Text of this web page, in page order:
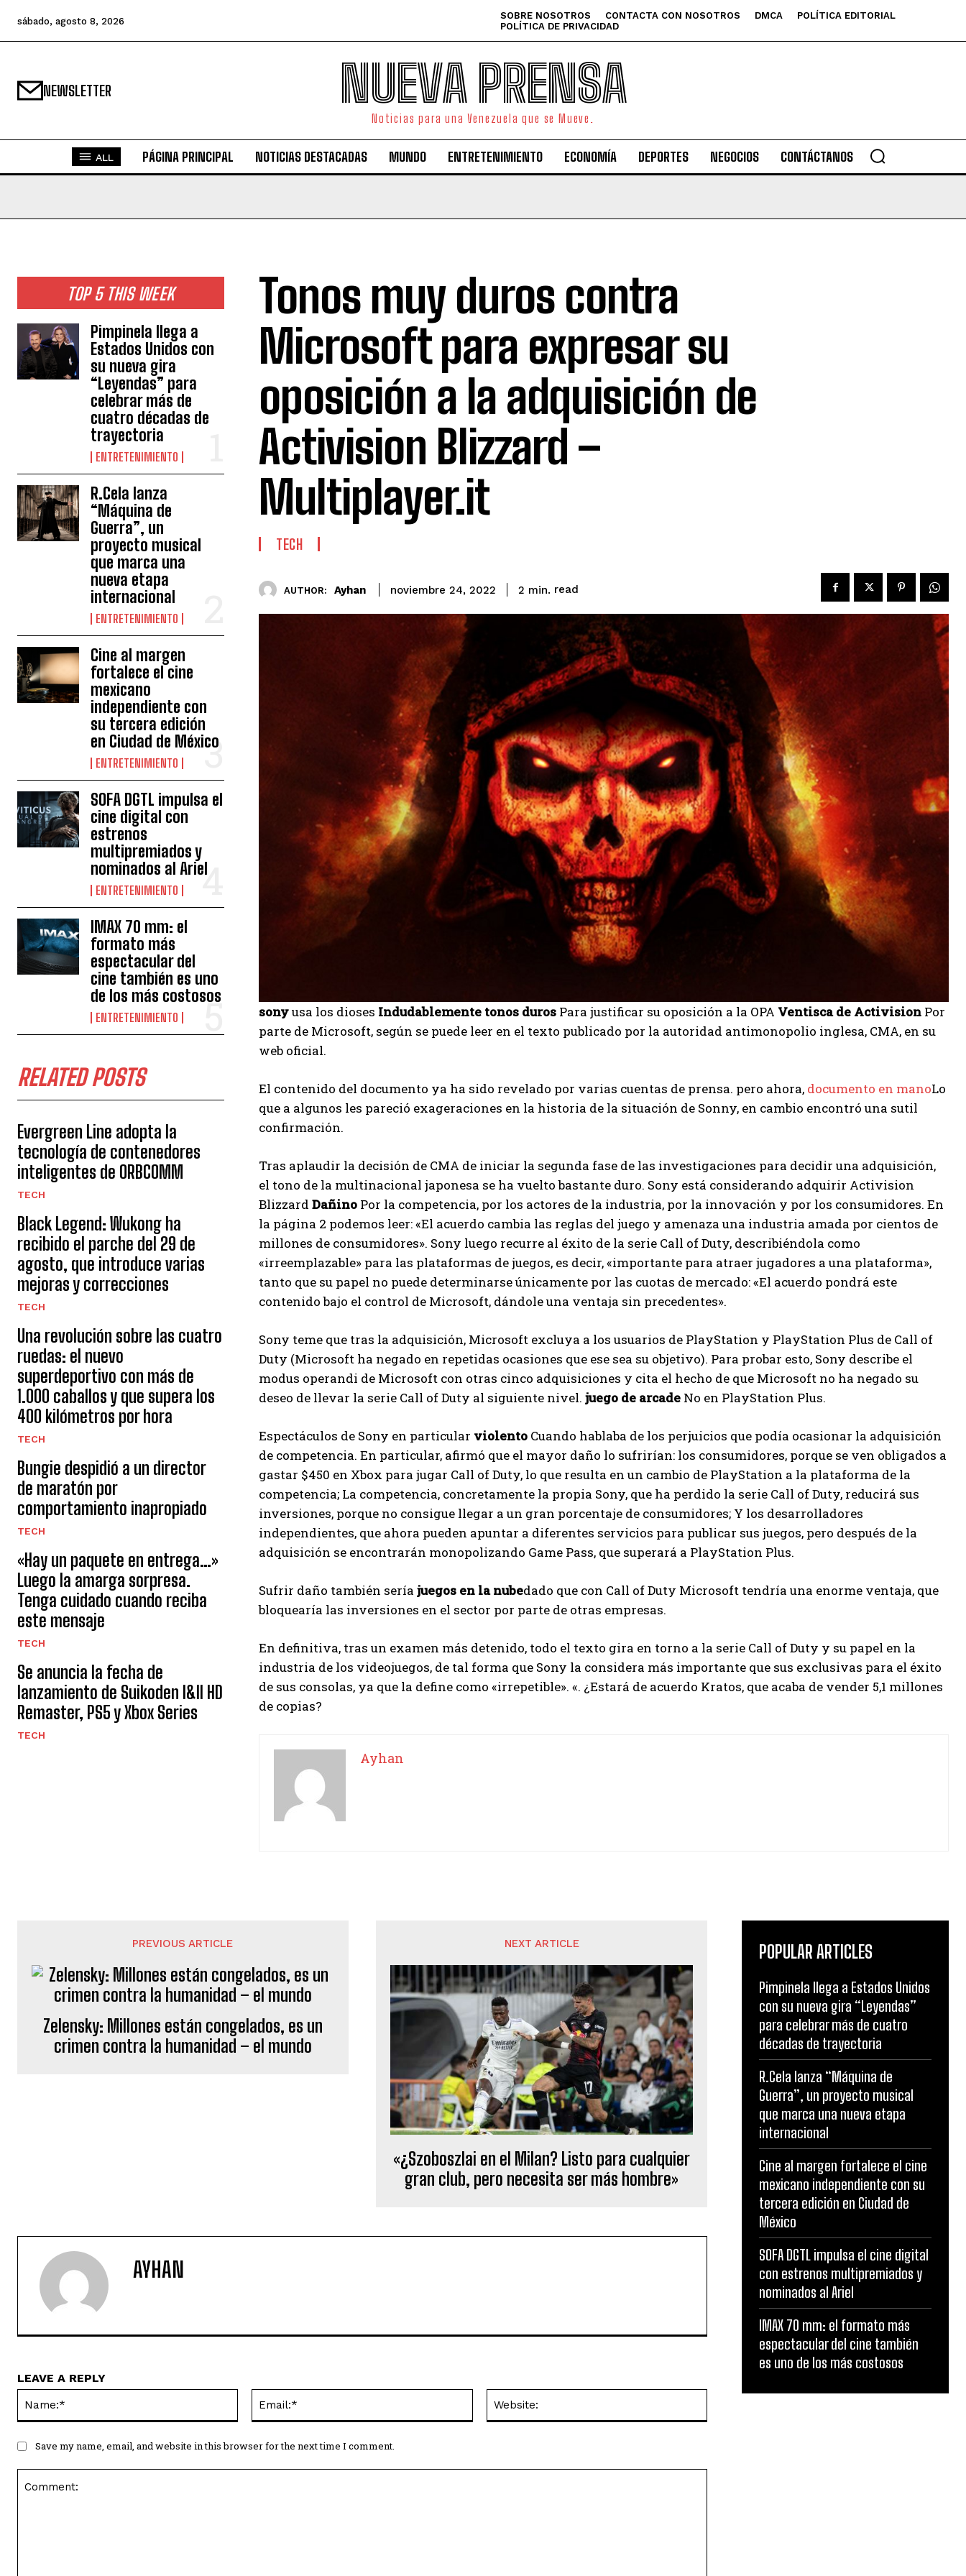
I WANT IN
I've read and accept the Privacy Policy
Ayhan
sábado, agosto 8, 2026 SOBRE NOSOTROS CONTACTA CON NOSOTROS DMCA
POLÍTICA EDITORIAL
POLÍTICA DE PRIVACIDAD
NEWSLETTER NUEVA PRENSA
Noticias para una Venezuela que se Mueve.
ALL PÁGINA PRINCIPAL NOTICIAS DESTACADAS MUNDO ENTRETENIMIENTO ECONOMÍA DEPORTES NEGOCIOS CONTÁCTANOS
TOP 5 THIS WEEK
Pimpinela llega a
Estados Unidos con
su nueva gira
“Leyendas” para
celebrar más de
cuatro décadas de
trayectoria
ENTRETENIMIENTO
R.Cela lanza
“Máquina de
Guerra”, un
proyecto musical
que marca una
nueva etapa
internacional
ENTRETENIMIENTO
Cine al margen
fortalece el cine
mexicano
independiente con
su tercera edición
en Ciudad de México
ENTRETENIMIENTO
SOFA DGTL impulsa el
cine digital con
estrenos
multipremiados y
nominados al Ariel
ENTRETENIMIENTO
IMAX 70 mm: el
formato más
espectacular del
cine también es uno
de los más costosos
ENTRETENIMIENTO
RELATED POSTS
Evergreen Line adopta la
tecnología de contenedores
inteligentes de ORBCOMM
TECH
Black Legend: Wukong ha
recibido el parche del 29 de
agosto, que introduce varias
mejoras y correcciones
TECH
Una revolución sobre las cuatro
ruedas: el nuevo
superdeportivo con más de
1.000 caballos y que supera los
400 kilómetros por hora
TECH
Bungie despidió a un director
de maratón por
comportamiento inapropiado
TECH
«Hay un paquete en entrega…»
Luego la amarga sorpresa.
Tenga cuidado cuando reciba
este mensaje
TECH
Se anuncia la fecha de
lanzamiento de Suikoden I&II HD
Remaster, PS5 y Xbox Series
TECH
Tonos muy duros contra
Microsoft para expresar su
oposición a la adquisición de
Activision Blizzard –
Multiplayer.it
TECH
AUTHOR: Ayhan noviembre 24, 2022 2 min. read
sonyusa los dioses Indudablemente tonos duros Para justificar su oposición a la OPA Ventisca de Activision Por
parte de Microsoft, según se puede leer en el texto publicado por la autoridad antimonopolio inglesa, CMA, en su
web oficial.
El contenido del documento ya ha sido revelado por varias cuentas de prensa. pero ahora, documento en manoLo
que a algunos les pareció exageraciones en la historia de la situación de Sonny, en cambio encontró una sutil
confirmación.
Tras aplaudir la decisión de CMA de iniciar la segunda fase de las investigaciones para decidir una adquisición,
el tono de la multinacional japonesa se ha vuelto bastante duro. Sony está considerando adquirir Activision
Blizzard Dañino Por la competencia, por los actores de la industria, por la innovación y por los consumidores. En
la página 2 podemos leer: «El acuerdo cambia las reglas del juego y amenaza una industria amada por cientos de
millones de consumidores». Sony luego recurre al éxito de la serie Call of Duty, describiéndola como
«irreemplazable» para las plataformas de juegos, es decir, «importante para atraer jugadores a una plataforma»,
tanto que su papel no puede determinarse únicamente por las cuotas de mercado: «El acuerdo pondrá este
contenido bajo el control de Microsoft, dándole una ventaja sin precedentes».
Sony teme que tras la adquisición, Microsoft excluya a los usuarios de PlayStation y PlayStation Plus de Call of
Duty (Microsoft ha negado en repetidas ocasiones que ese sea su objetivo). Para probar esto, Sony describe el
modus operandi de Microsoft con otras cinco adquisiciones y cita el hecho de que Microsoft no ha negado su
deseo de llevar la serie Call of Duty al siguiente nivel. juego de arcade No en PlayStation Plus.
Espectáculos de Sony en particular violento Cuando hablaba de los perjuicios que podía ocasionar la adquisición
de competencia. En particular, afirmó que el mayor daño lo sufrirían: los consumidores, porque se ven obligados a
gastar $450 en Xbox para jugar Call of Duty, lo que resulta en un cambio de PlayStation a la plataforma de la
competencia; La competencia, concretamente la propia Sony, que ha perdido la serie Call of Duty, reducirá sus
inversiones, porque no consigue llegar a un gran porcentaje de consumidores; Y los desarrolladores
independientes, que ahora pueden apuntar a diferentes servicios para publicar sus juegos, pero después de la
adquisición se encontrarán monopolizando Game Pass, que superará a PlayStation Plus.
Sufrir daño también sería juegos en la nubedado que con Call of Duty Microsoft tendría una enorme ventaja, que
bloquearía las inversiones en el sector por parte de otras empresas.
En definitiva, tras un examen más detenido, todo el texto gira en torno a la serie Call of Duty y su papel en la
industria de los videojuegos, de tal forma que Sony la considera más importante que sus exclusivas para el éxito
de sus consolas, ya que la define como «irrepetible». «. ¿Estará de acuerdo Kratos, que acaba de vender 5,1 millones
de copias?
Ayhan
PREVIOUS ARTICLE
Zelensky: Millones están congelados, es un
crimen contra la humanidad – el mundo
NEXT ARTICLE
«¿Szoboszlai en el Milan? Listo para cualquier
gran club, pero necesita ser más hombre»
AYHAN
LEAVE A REPLY
Website:
Save my name, email, and website in this browser for the next time I comment.
POPULAR ARTICLES
Pimpinela llega a Estados Unidos
con su nueva gira “Leyendas”
para celebrar más de cuatro
décadas de trayectoria
R.Cela lanza “Máquina de
Guerra”, un proyecto musical
que marca una nueva etapa
internacional
Cine al margen fortalece el cine
mexicano independiente con su
tercera edición en Ciudad de
México
SOFA DGTL impulsa el cine digital
con estrenos multipremiados y
nominados al Ariel
IMAX 70 mm: el formato más
espectacular del cine también
es uno de los más costosos